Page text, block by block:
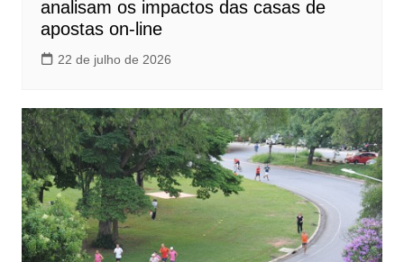
analisam os impactos das casas de
apostas on-line
22 de julho de 2026